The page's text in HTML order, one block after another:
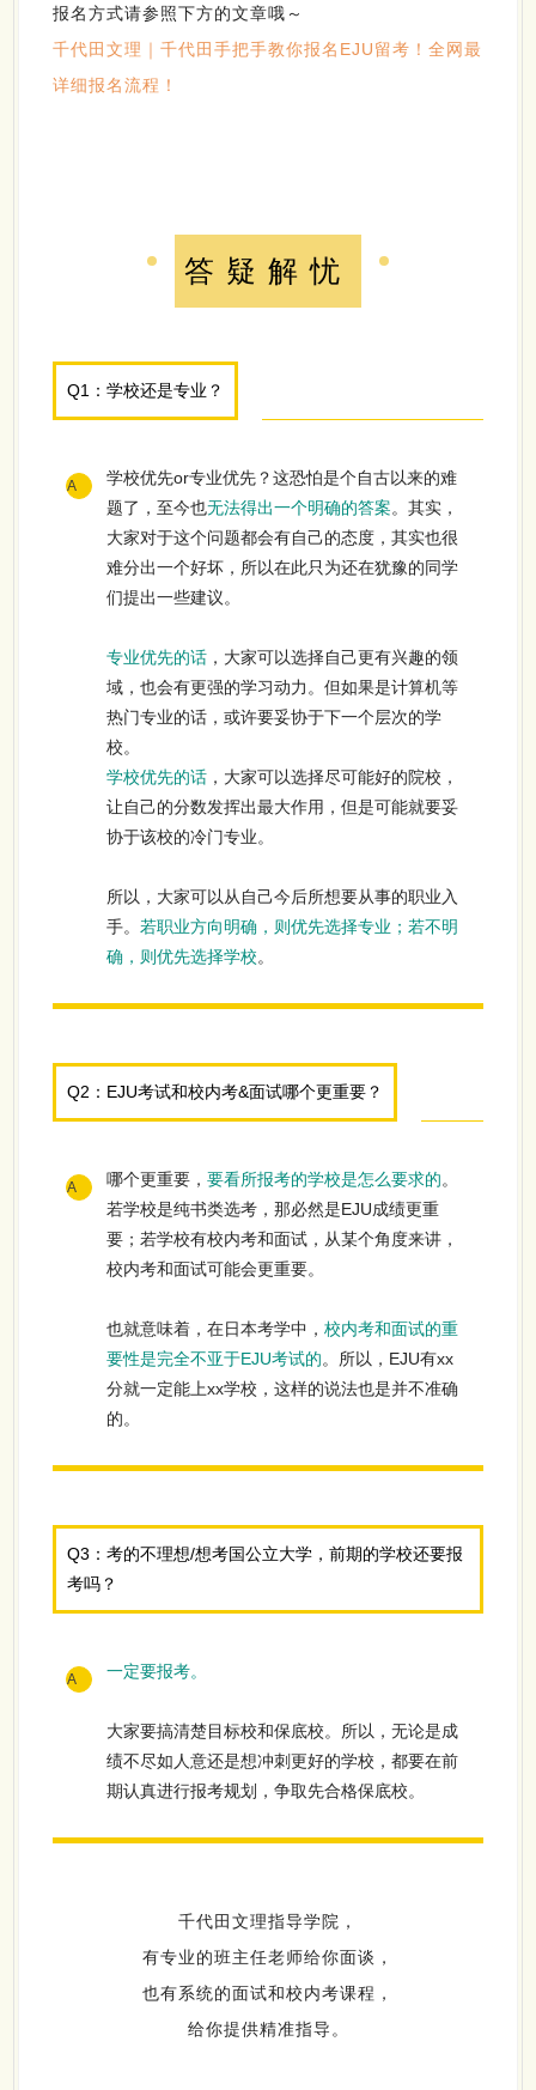
报名方式请参照下方的文章哦～
千代田文理｜千代田手把手教你报名EJU留考！全网最
详细报名流程！
答疑解忧
Q1：学校还是专业？
A
学校优先or专业优先？这恐怕是个自古以来的难
题了，至今也无法得出一个明确的答案。其实，
大家对于这个问题都会有自己的态度，其实也很
难分出一个好坏，所以在此只为还在犹豫的同学
们提出一些建议。
专业优先的话，大家可以选择自己更有兴趣的领
域，也会有更强的学习动力。但如果是计算机等
热门专业的话，或许要妥协于下一个层次的学
校。
学校优先的话，大家可以选择尽可能好的院校，
让自己的分数发挥出最大作用，但是可能就要妥
协于该校的冷门专业。
所以，大家可以从自己今后所想要从事的职业入
手。 若职业方向明确，则优先选择专业；若不明
确，则优先选择学校。
Q2：EJU考试和校内考&面试哪个更重要？
A 哪个更重要， 要看所报考的学校是怎么要求的。
若学校是纯书类选考，那必然是EJU成绩更重
要；若学校有校内考和面试，从某个角度来讲，
校内考和面试可能会更重要。
也就意味着，在日本考学中， 校内考和面试的重
要性是完全不亚于EJU考试的。所以，EJU有xx
分就一定能上xx学校，这样的说法也是并不准确
的。
Q3：考的不理想/想考国公立大学，前期的学校还要报
考吗？
A 一定要报考。
大家要搞清楚目标校和保底校。所以，无论是成
绩不尽如人意还是想冲刺更好的学校，都要在前
期认真进行报考规划，争取先合格保底校。
千代田文理指导学院，
有专业的班主任老师给你面谈，
也有系统的面试和校内考课程，
给你提供精准指导。